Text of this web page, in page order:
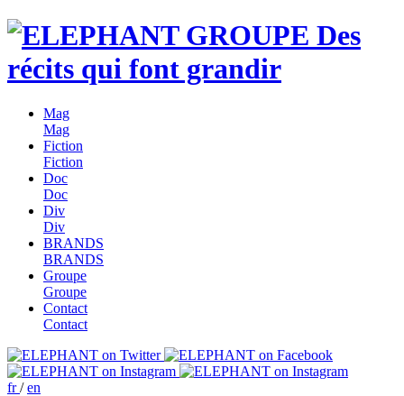
Des
récits qui font grandir
Mag
Mag
Fiction
Fiction
Doc
Doc
Div
Div
BRANDS
BRANDS
Groupe
Groupe
Contact
Contact
fr/ en